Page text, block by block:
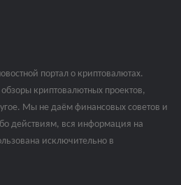
портал о криптовалютах.
криптовалютных проектов,
Мы не даём финансовых советов и
действиям, вся информация на
исключительно в